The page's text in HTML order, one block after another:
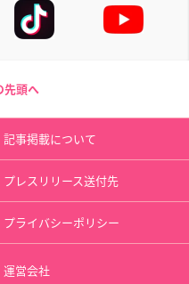
先頭へ
記事掲載について
プレスリリース送付先
プライバシーポリシー
運営会社